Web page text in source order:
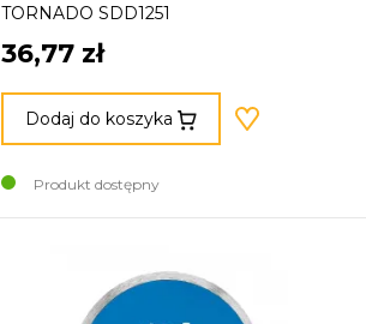
TORNADO SDD1251
36,77 zł
Dodaj do koszyka
Produkt dostępny